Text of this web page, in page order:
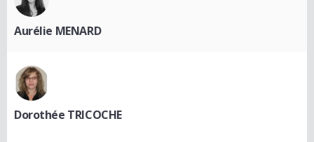
Aurélie MENARD
Dorothée TRICOCHE